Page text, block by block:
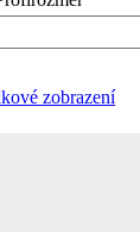
zobrazení